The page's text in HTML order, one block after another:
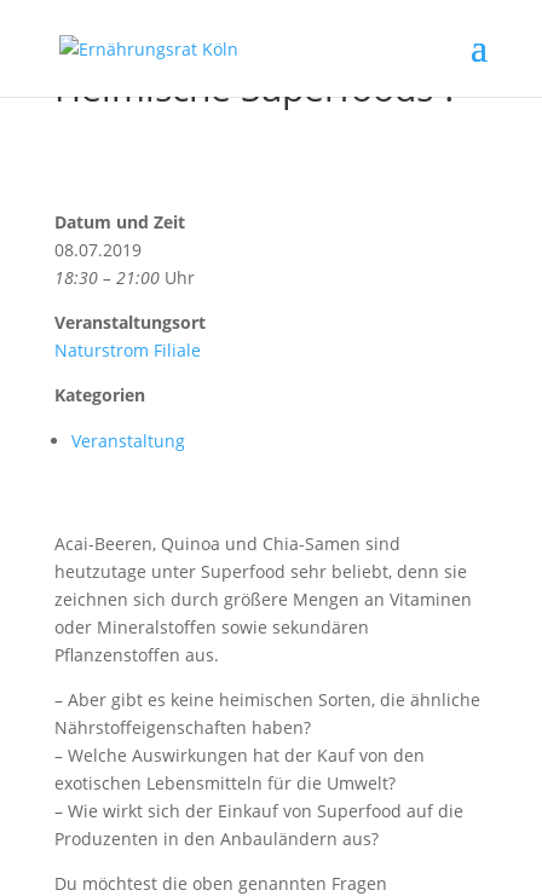
Heimische Superfoods ?
Datum und Zeit
08.07.2019
18:30 – 21:00Uhr
Veranstaltungsort
Naturstrom Filiale
Kategorien
Veranstaltung
Acai-Beeren, Quinoa und Chia-Samen sind
heutzutage unter Superfood sehr beliebt, denn sie
zeichnen sich durch größere Mengen an Vitaminen
oder Mineralstoffen sowie sekundären
Pflanzenstoffen aus.
– Aber gibt es keine heimischen Sorten, die ähnliche
Nährstoffeigenschaften haben?
– Welche Auswirkungen hat der Kauf von den
exotischen Lebensmitteln für die Umwelt?
– Wie wirkt sich der Einkauf von Superfood auf die
Produzenten in den Anbauländern aus?
Du möchtest die oben genannten Fragen